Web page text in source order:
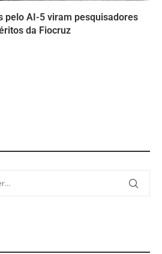
pelo AI-5 viram pesquisadores
da Fiocruz